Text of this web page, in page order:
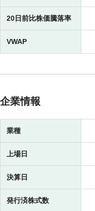
20日前比株価騰落率
VWAP
企業情報
業種
上場日
決算日
発行済株式数